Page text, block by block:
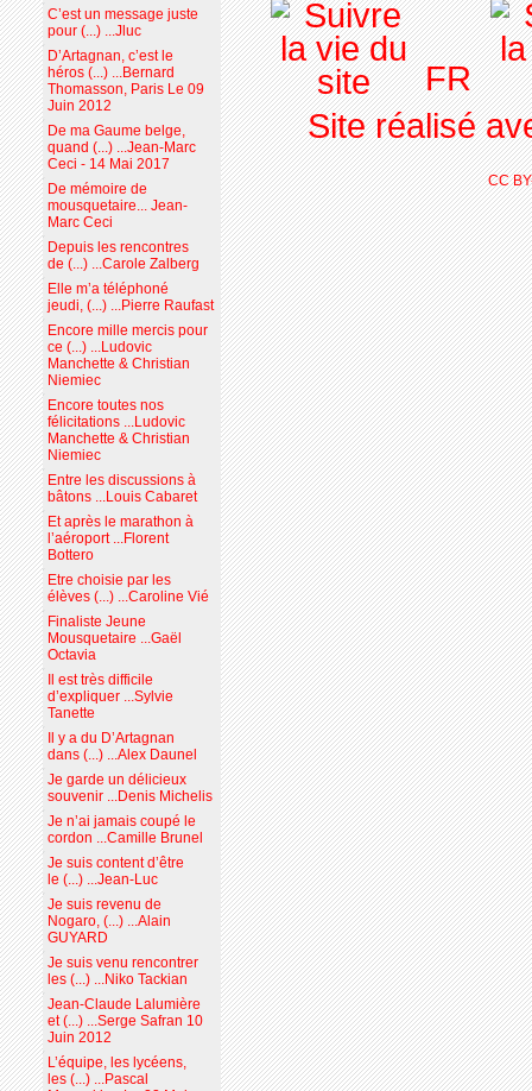
C’est un message juste
pour (...) ...Jluc
D’Artagnan, c’est le
héros (...) ...Bernard
Thomasson, Paris Le 09
Juin 2012
De ma Gaume belge,
quand (...) ...Jean-Marc
Ceci - 14 Mai 2017
De mémoire de
mousquetaire... Jean-
Marc Ceci
Depuis les rencontres
de (...) ...Carole Zalberg
Elle m’a téléphoné
jeudi, (...) ...Pierre Raufast
Encore mille mercis pour
ce (...) ...Ludovic
Manchette & Christian
Niemiec
Encore toutes nos
félicitations ...Ludovic
Manchette & Christian
Niemiec
Entre les discussions à
bâtons ...Louis Cabaret
Et après le marathon à
l’aéroport ...Florent
Bottero
Etre choisie par les
élèves (...) ...Caroline Vié
Finaliste Jeune
Mousquetaire ...Gaël
Octavia
Il est très difficile
d’expliquer ...Sylvie
Tanette
Il y a du D’Artagnan
dans (...) ...Alex Daunel
Je garde un délicieux
souvenir ...Denis Michelis
Je n’ai jamais coupé le
cordon ...Camille Brunel
Je suis content d’être
le (...) ...Jean-Luc
Je suis revenu de
Nogaro, (...) ...Alain
GUYARD
Je suis venu rencontrer
les (...) ...Niko Tackian
Jean-Claude Lalumière
et (...) ...Serge Safran 10
Juin 2012
L’équipe, les lycéens,
les (...) ...Pascal
FR
Site réalisé
CC